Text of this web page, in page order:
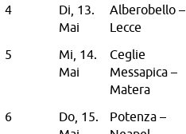
4
Di, 13.
Mai
Alberobello –
Lecce
5
Mi, 14.
Mai
Ceglie
Messapica –
Matera
6
Do, 15.
Potenza –